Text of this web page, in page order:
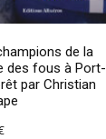
de la
des fous à Port-
par Christian